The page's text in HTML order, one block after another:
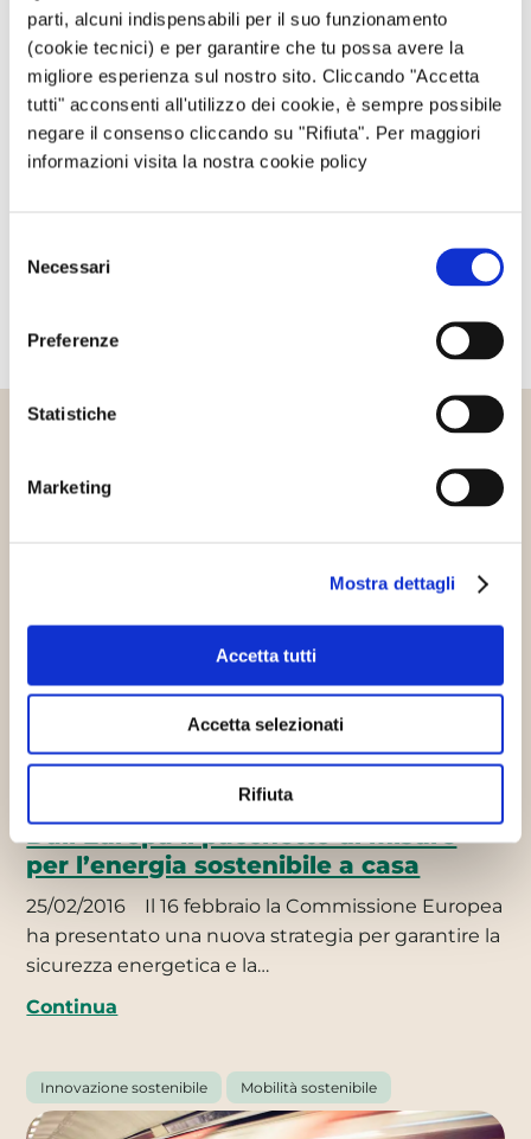
parti, alcuni indispensabili per il suo funzionamento
(cookie tecnici) e per garantire che tu possa avere la
migliore esperienza sul nostro sito. Cliccando "Accetta
tutti" acconsenti all'utilizzo dei cookie, è sempre possibile
negare il consenso cliccando su "Rifiuta". Per maggiori
informazioni visita la nostra cookie policy
delNecessari
Preferenze
Statistiche
Marketing
Mostra dettagli
Accetta tutti
Accetta selezionati
Rifiuta
Privacy Policy e ai Termini di utilizzodi Google.
Avvertimi via email in caso di risposte al mio
commento.
Altri articoli che potrebbero
Dall’Europa il pacchetto di misure
per l’energia sostenibile a casa
25/02/2016
Il 16 febbraio la Commissione Europea
ha presentato una nuova strategia per garantire la
sicurezza energetica e la…
Continua
Innovazione sostenibile Mobilità sostenibile